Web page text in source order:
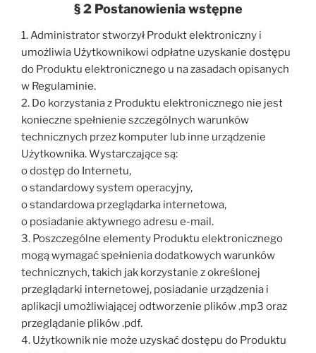
§ 2 Postanowienia wstępne
1. Administrator stworzył Produkt elektroniczny i
umożliwia Użytkownikowi odpłatne uzyskanie dostępu
do Produktu elektronicznego u na zasadach opisanych
w Regulaminie.
2. Do korzystania z Produktu elektronicznego nie jest
konieczne spełnienie szczególnych warunków
technicznych przez komputer lub inne urządzenie
Użytkownika. Wystarczające są:
o dostęp do Internetu,
o standardowy system operacyjny,
o standardowa przeglądarka internetowa,
o posiadanie aktywnego adresu e-mail.
3. Poszczególne elementy Produktu elektronicznego
mogą wymagać spełnienia dodatkowych warunków
technicznych, takich jak korzystanie z określonej
przeglądarki internetowej, posiadanie urządzenia i
aplikacji umożliwiającej odtworzenie plików .mp3 oraz
przeglądanie plików .pdf.
4. Użytkownik nie może uzyskać dostępu do Produktu